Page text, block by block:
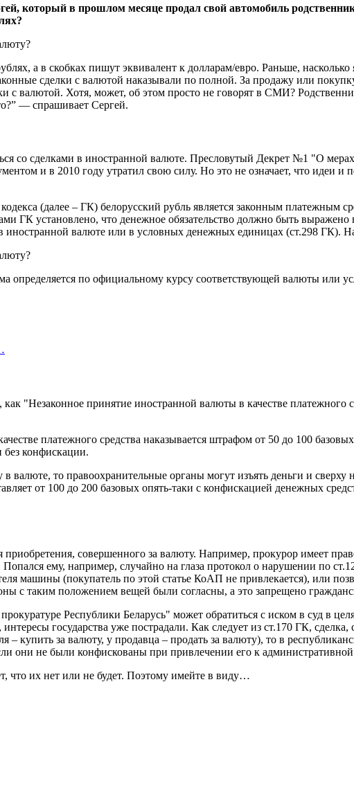
который в прошлом месяце продал свой автомобиль
а в скобках пишут эквивалент к долларам/евро. Раньше,
сделки с валютой наказывали по полной. За продажу или
с валютой. Хотя, может, об этом просто не говорят в СМИ?
— спрашивает Сергей.
со сделками в иностранной валюте. Пресловутый Декрет №1 "О
и в 2010 году утратил свою силу. Но это не означает, что идеи и
(далее – ГК) белорусский рубль является законным платежным
ГК установлено, что денежное обязательство должно быть выражено
валюте или в условных денежных единицах (ст.298 ГК).
определяется по официальному курсу соответствующей валюты или
"Незаконное принятие иностранной валюты в качестве платежного
платежного средства наказывается штрафом от 50 до 100
конфискации.
то правоохранительные органы могут изъять деньги и
от 100 до 200 базовых опять-таки с конфискацией денежных
совершенного за валюту. Например, прокурор имеет
ему, например, случайно на глаза протокол о нарушении по
машины (покупатель по этой статье КоАП не привлекается), или
с таким положением вещей были согласны, а это запрещено
Республики Беларусь" может обратиться с иском в суд в
государства уже пострадали. Как следует из ст.170 ГК,
купить за валюту, у продавца – продать за валюту), то в
они не были конфискованы при привлечении его к административной
что их нет или не будет. Поэтому имейте в виду…